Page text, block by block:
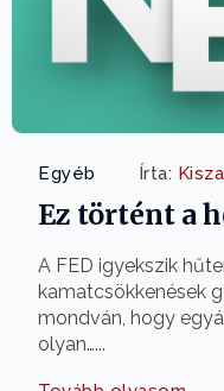
Egyéb Írta:
Ez történt a
A FED igyekszik
kamatcsökkenések
mondván, hogy
olyan…...